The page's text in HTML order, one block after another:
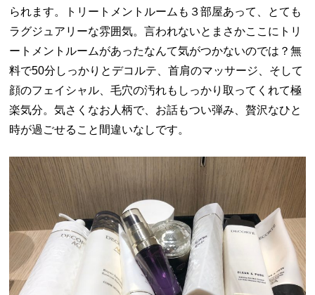
られます。トリートメントルームも３部屋あって、とても
ラグジュアリーな雰囲気。言われないとまさかここにトリ
ートメントルームがあったなんて気がつかないのでは？無
料で50分しっかりとデコルテ、首肩のマッサージ、そして
顔のフェイシャル、毛穴の汚れもしっかり取ってくれて極
楽気分。気さくなお人柄で、お話もつい弾み、贅沢なひと
時が過ごせること間違いなしです。